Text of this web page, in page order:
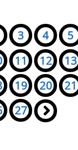
3 4 5
11 12 13
19 20 21
27 »